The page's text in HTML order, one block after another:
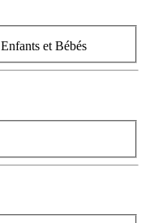
Enfants et Bébés